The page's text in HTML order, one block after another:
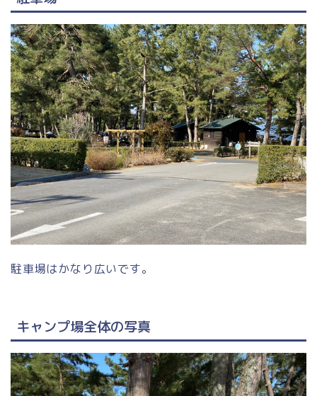
駐車場はかなり広いです。
キャンプ場全体の写真